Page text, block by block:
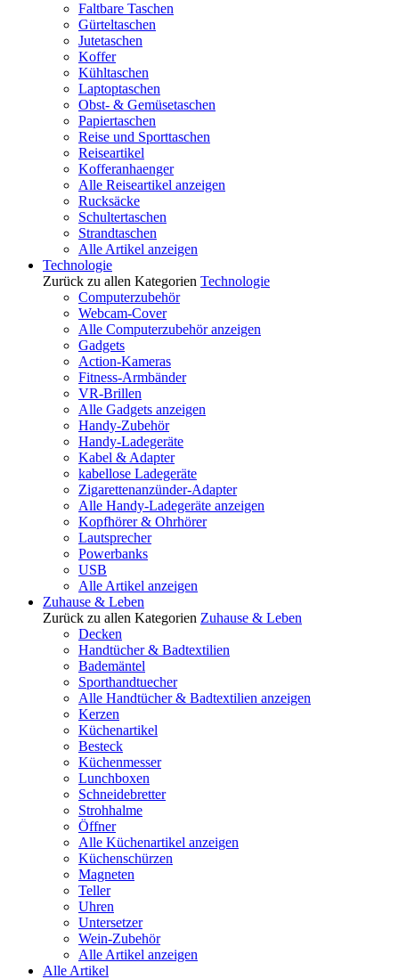
Faltbare Taschen
Gürteltaschen
Jutetaschen
Koffer
Kühltaschen
Laptoptaschen
Obst- & Gemüsetaschen
Papiertaschen
Reise und Sporttaschen
Reiseartikel
Kofferanhaenger
Alle Reiseartikel anzeigen
Rucksäcke
Schultertaschen
Strandtaschen
Alle Artikel anzeigen
Technologie
Zurück zu allen Kategorien Technologie
Computerzubehör
Webcam-Cover
Alle Computerzubehör anzeigen
Gadgets
Action-Kameras
Fitness-Armbänder
VR-Brillen
Alle Gadgets anzeigen
Handy-Zubehör
Handy-Ladegeräte
Kabel & Adapter
kabellose Ladegeräte
Zigarettenanzünder-Adapter
Alle Handy-Ladegeräte anzeigen
Kopfhörer & Ohrhörer
Lautsprecher
Powerbanks
USB
Alle Artikel anzeigen
Zuhause & Leben
Zurück zu allen Kategorien Zuhause & Leben
Decken
Handtücher & Badtextilien
Bademäntel
Sporthandtuecher
Alle Handtücher & Badtextilien anzeigen
Kerzen
Küchenartikel
Besteck
Küchenmesser
Lunchboxen
Schneidebretter
Strohhalme
Öffner
Alle Küchenartikel anzeigen
Küchenschürzen
Magneten
Teller
Uhren
Untersetzer
Wein-Zubehör
Alle Artikel anzeigen
Alle Artikel